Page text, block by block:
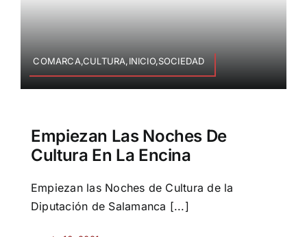
COMARCA,CULTURA,INICIO,SOCIEDAD
Empiezan Las Noches De
Cultura En La Encina
Empiezan las Noches de Cultura de la
Diputación de Salamanca [...]